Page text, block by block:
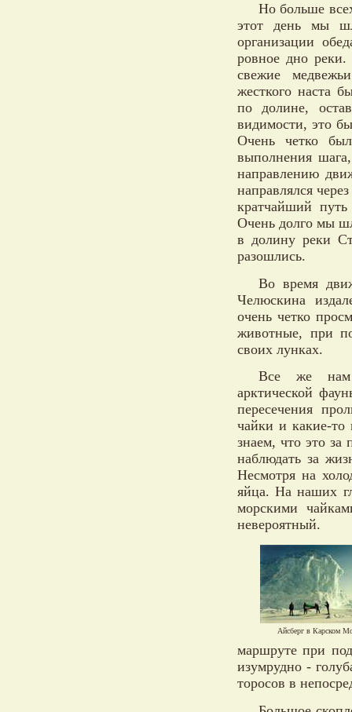
Но больше
этот день мы
организации
ровное дно
свежие
жесткого наста
по долине,
видимости, это
Очень четко
выполнения
направлению
направлялся
кратчайший
Очень долго мы
в долину реки
разошлись.
Во время
Челюскина
очень четко
животные, при
своих лунках.
Все же нам
арктической
пересечения
чайки и какие-
знаем, что это
наблюдать за
Несмотря на
яйца. На наших
морскими
невероятный.
Айсберг в Карском
маршруте при
изумрудно -
торосов в